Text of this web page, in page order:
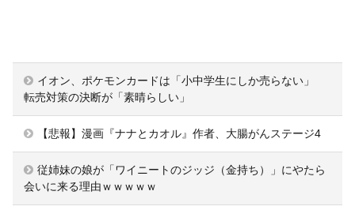
イオン、ポケモンカードは「小中学生にしか売らない」
転売対策の決断が「素晴らしい」
【悲報】漫画『ナナとカオル』作者、大腸がんステージ4
従姉妹の娘が「ワイニートのジッジ（金持ち）」にやたら
会いに来る理由ｗｗｗｗｗ